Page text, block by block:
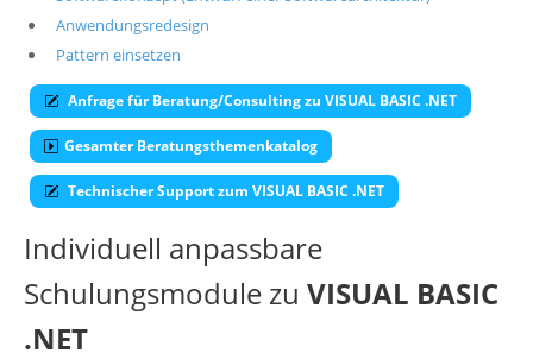
Anwendungsredesign
Pattern einsetzen
Anfrage für Beratung/Consulting zu VISUAL BASIC .NET
Gesamter Beratungsthemenkatalog
Technischer Support zum VISUAL BASIC .NET
Individuell anpassbare
Schulungsmodule zu VISUAL BASIC
.NET